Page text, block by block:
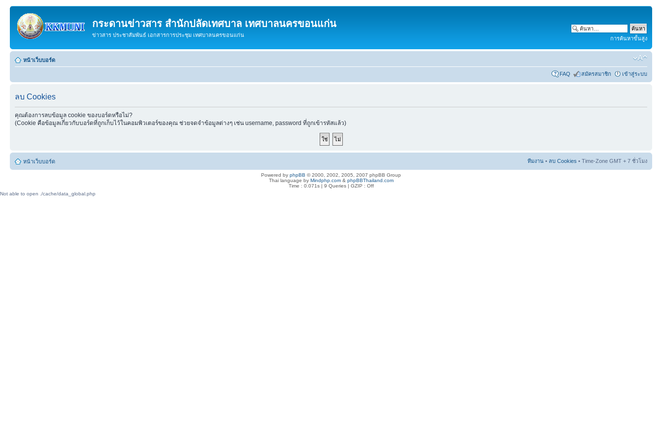
กระดานข่าวสาร สำนักปลัดเทศบาล เทศบาลนครขอนแก่น
ข่าวสาร ประชาสัมพันธ์ เอกสารการประชุม เทศบาลนครขอนแก่น
การค้นหาขั้นสูง
หน้าเว็บบอร์ด
FAQ สมัครสมาชิก เข้าสู่ระบบ
ลบ Cookies
คุณต้องการลบข้อมูล cookie ของบอร์ดหรือไม่?
(Cookie คือข้อมูลเกี่ยวกับบอร์ดที่ถูกเก็บไว้ในคอมพิวเตอร์ของคุณ ช่วยจดจำข้อมูลต่างๆ เช่น username, password ที่ถูกเข้ารหัสแล้ว)
หน้าเว็บบอร์ด ทีมงาน • ลบ Cookies • Time-Zone GMT + 7 ชั่วโมง
Powered by phpBB © 2000, 2002, 2005, 2007 phpBB Group
Thai language by Mindphp.com& phpBBThailand.com
Time : 0.071s | 9 Queries | GZIP : Off
Not able to open ./cache/data_global.php